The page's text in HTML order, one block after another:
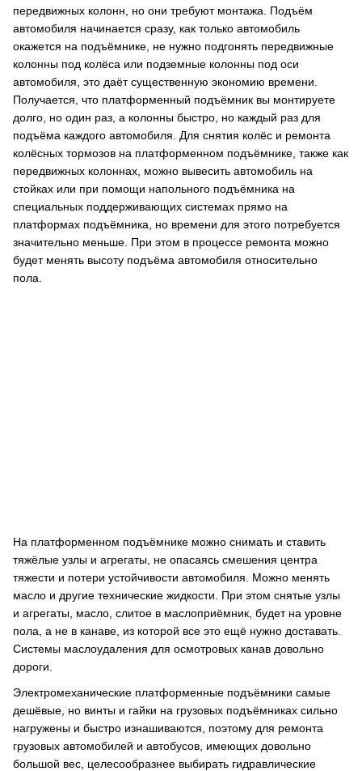
передвижных колонн, но они требуют монтажа. Подъём
автомобиля начинается сразу, как только автомобиль
окажется на подъёмнике, не нужно подгонять передвижные
колонны под колёса или подземные колонны под оси
автомобиля, это даёт существенную экономию времени.
Получается, что платформенный подъёмник вы монтируете
долго, но один раз, а колонны быстро, но каждый раз для
подъёма каждого автомобиля. Для снятия колёс и ремонта
колёсных тормозов на платформенном подъёмнике, также как
передвижных колоннах, можно вывесить автомобиль на
стойках или при помощи напольного подъёмника на
специальных поддерживающих системах прямо на
платформах подъёмника, но времени для этого потребуется
значительно меньше. При этом в процессе ремонта можно
будет менять высоту подъёма автомобиля относительно
пола.
На платформенном подъёмнике можно снимать и ставить
тяжёлые узлы и агрегаты, не опасаясь смешения центра
тяжести и потери устойчивости автомобиля. Можно менять
масло и другие технические жидкости. При этом снятые узлы
и агрегаты, масло, слитое в маслоприёмник, будет на уровне
пола, а не в канаве, из которой все это ещё нужно доставать.
Системы маслоудаления для осмотровых канав довольно
дороги.
Электромеханические платформенные подъёмники самые
дешёвые, но винты и гайки на грузовых подъёмниках сильно
нагружены и быстро изнашиваются, поэтому для ремонта
грузовых автомобилей и автобусов, имеющих довольно
большой вес, целесообразнее выбирать гидравлические